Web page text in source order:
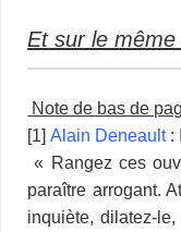
Et sur le
Note de bas de
[1] Alain Deneault:
« Rangez ces
paraître arrogant.
inquiète, dilatez-